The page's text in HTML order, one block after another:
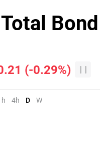
(-0.29%)
4h D W